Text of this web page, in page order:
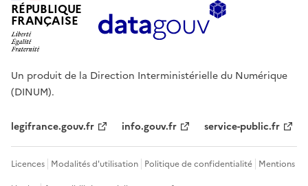
RÉPUBLIQUE
FRANÇAISE
Un produit de la Direction Interministérielle du Numérique
(DINUM).
legifrance.gouv.fr info.gouv.fr service-public.fr
Licences Modalités d'utilisation Politique de confidentialité Mentions